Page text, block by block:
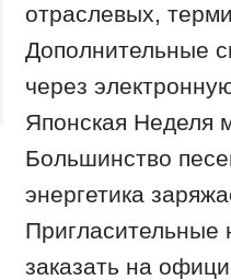
отраслевых,
Дополнительные
через
Японская Неделя
Большинство
энергетика
заказать на